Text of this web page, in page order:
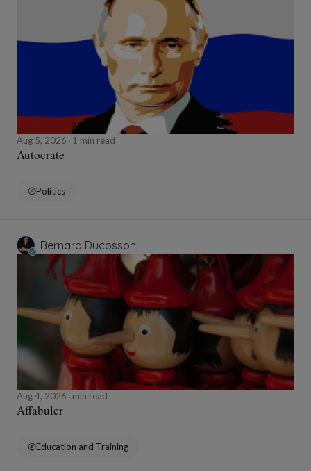
Aug 5, 2026 1 min read
Autocrate
Politics
Bernard Ducosson
Aug 4, 2026 min read
Affabuler
Education and Training